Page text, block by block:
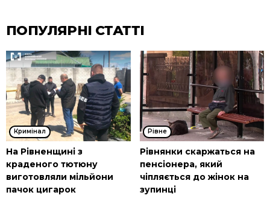
ПОПУЛЯРНІ СТАТТІ
Кримінал
На Рівненщині з
краденого тютюну
виготовляли мільйони
пачок цигарок
Рівне
Рівнянки скаржаться на
пенсіонера, який
чіпляється до жінок на
зупинці